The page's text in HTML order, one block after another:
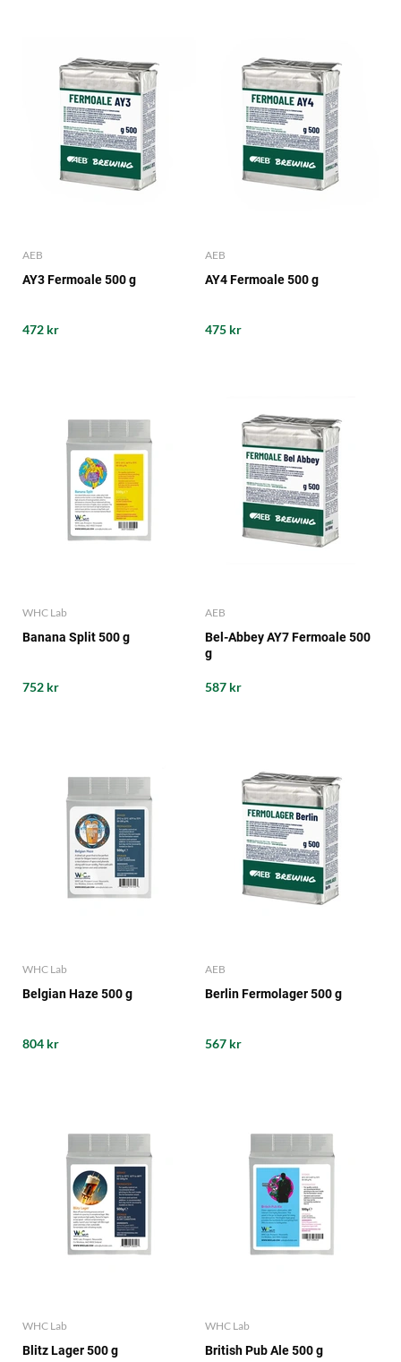
AEB
AY3 Fermoale 500 g
472 kr
AEB
AY4 Fermoale 500 g
475 kr
WHC Lab
Banana Split 500 g
752 kr
AEB
Bel-Abbey AY7 Fermoale 500
g
587 kr
WHC Lab
Belgian Haze 500 g
804 kr
AEB
Berlin Fermolager 500 g
567 kr
WHC Lab
Blitz Lager 500 g
WHC Lab
British Pub Ale 500 g